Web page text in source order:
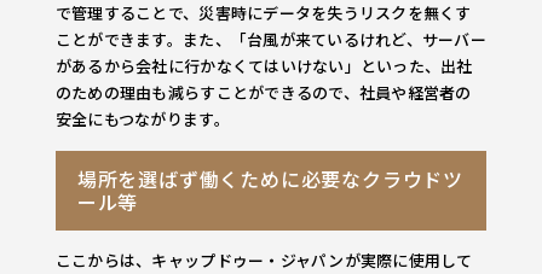
で管理することで、災害時にデータを失うリスクを無くす
ことができます。また、「台風が来ているけれど、サーバー
があるから会社に行かなくてはいけない」といった、出社
のための理由も減らすことができるので、社員や経営者の
安全にもつながります。
場所を選ばず働くために必要なクラウドツ
ール等
ここからは、キャップドゥー・ジャパンが実際に使用して